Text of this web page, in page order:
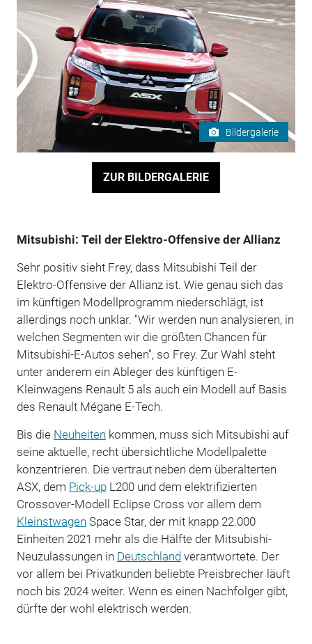
Bildergalerie
ZUR BILDERGALERIE
Mitsubishi: Teil der Elektro-Offensive der Allianz
Sehr positiv sieht Frey, dass Mitsubishi Teil der
Elektro-Offensive der Allianz ist. Wie genau sich das
im künftigen Modellprogramm niederschlägt, ist
allerdings noch unklar. "Wir werden nun analysieren, in
welchen Segmenten wir die größten Chancen für
Mitsubishi-E-Autos sehen", so Frey. Zur Wahl steht
unter anderem ein Ableger des künftigen E-
Kleinwagens Renault 5 als auch ein Modell auf Basis
des Renault Mégane E-Tech.
Bis die Neuheiten kommen, muss sich Mitsubishi auf
seine aktuelle, recht übersichtliche Modellpalette
konzentrieren. Die vertraut neben dem überalterten
ASX, dem Pick-upL200 und dem elektrifizierten
Crossover-Modell Eclipse Cross vor allem dem
Kleinstwagen Space Star, der mit knapp 22.000
Einheiten 2021 mehr als die Hälfte der Mitsubishi-
Neuzulassungen in Deutschlandverantwortete. Der
vor allem bei Privatkunden beliebte Preisbrecher läuft
noch bis 2024 weiter. Wenn es einen Nachfolger gibt,
dürfte der wohl elektrisch werden.